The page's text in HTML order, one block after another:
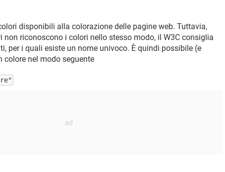
disponibili alla colorazione delle pagine web. Tuttavia,
riconoscono i colori nello stesso modo, il W3C consiglia
per i quali esiste un nome univoco. È quindi possibile (e
nel modo seguente